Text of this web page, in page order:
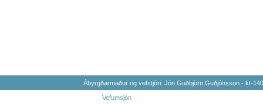
Ábyrgðarmaður og vefstjóri: Jón Guðbjörn Guðjónsson - kt-
Vefumsjón